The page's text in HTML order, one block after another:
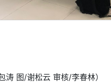
涛 图/谢松云 审核/李春林）